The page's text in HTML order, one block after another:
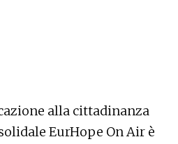
alla cittadinanza
EurHope On Air è